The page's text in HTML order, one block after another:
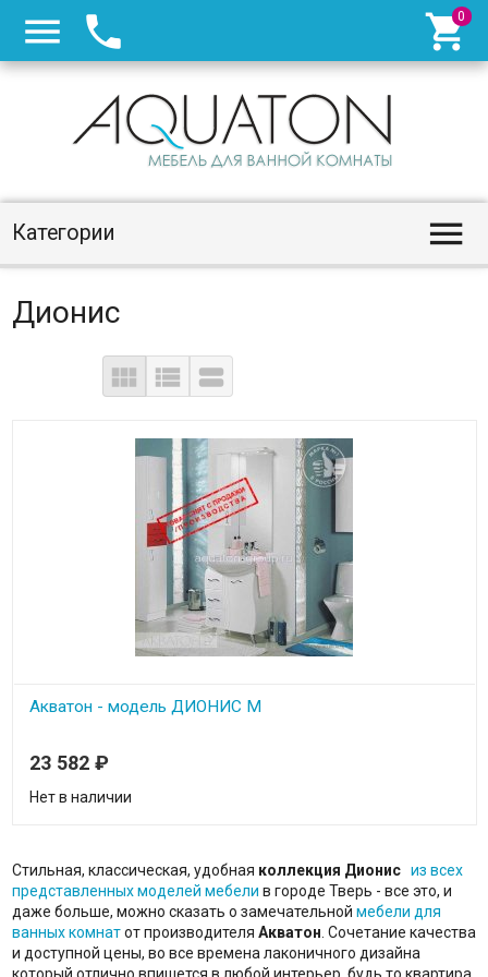
  
Категории 
Дионис
  
Акватон - модель ДИОНИС М
23 582 ₽
Нет в наличии
Стильная, классическая, удобная коллекция Дионис из всех
представленных моделей мебели в городе Тверь - все это, и
даже больше, можно сказать о замечательной мебели для
ванных комнатот производителя Акватон . Сочетание качества
и доступной цены, во все времена лаконичного дизайна
который отлично впишется в любой интерьер, будь то квартира